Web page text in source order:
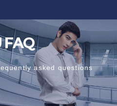
FAQ
asked questions